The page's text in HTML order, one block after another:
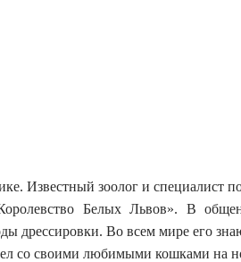
Известный зоолог и специалист
Белых Львов». В
дрессировки. Во всем мире его
со своими любимыми кошками на